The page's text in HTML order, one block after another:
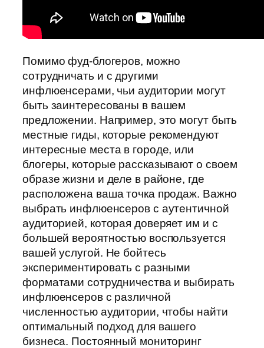
Помимо фуд-блогеров, можно
сотрудничать и с другими
инфлюенсерами, чьи аудитории могут
быть заинтересованы в вашем
предложении. Например, это могут быть
местные гиды, которые рекомендуют
интересные места в городе, или
блогеры, которые рассказывают о своем
образе жизни и деле в районе, где
расположена ваша точка продаж. Важно
выбрать инфлюенсеров с аутентичной
аудиторией, которая доверяет им и с
большей вероятностью воспользуется
вашей услугой. Не бойтесь
экспериментировать с разными
форматами сотрудничества и выбирать
инфлюенсеров с различной
численностью аудитории, чтобы найти
оптимальный подход для вашего
бизнеса. Постоянный мониторинг